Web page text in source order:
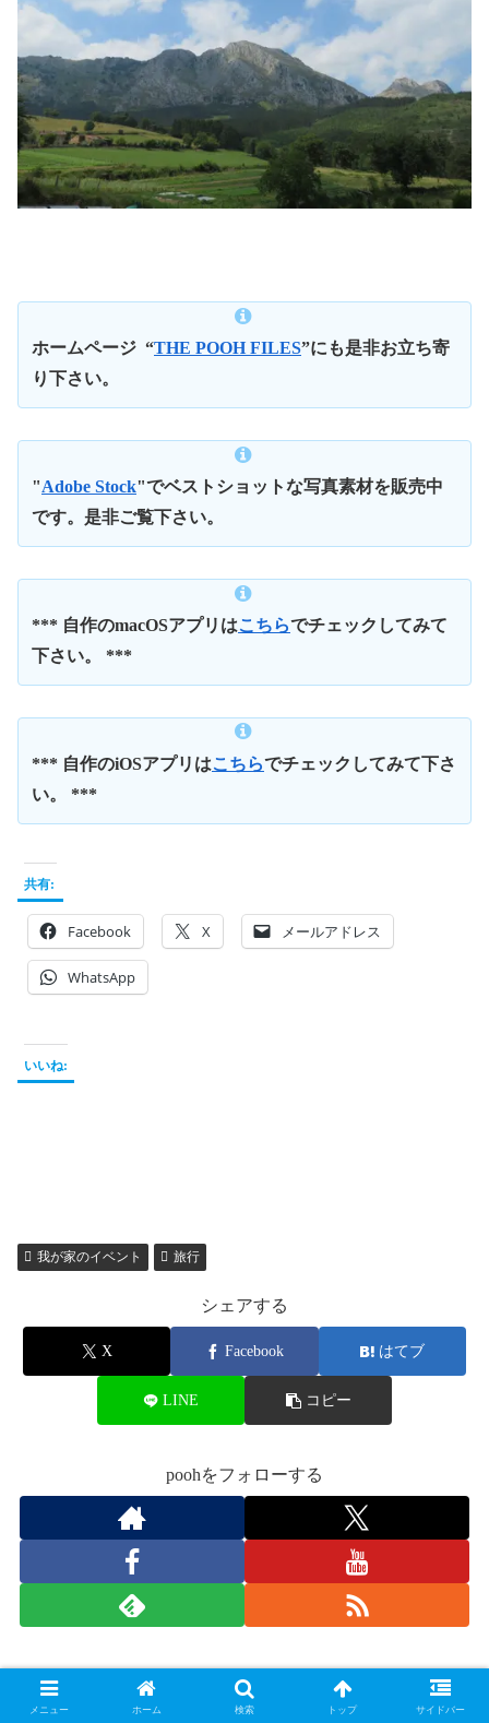
ホームページ “THE POOH FILES”にも是非お立ち寄
り下さい。
"Adobe Stock"でベストショットな写真素材を販売中
です。是非ご覧下さい。
*** 自作のmacOSアプリはこちらでチェックしてみて
下さい。 ***
*** 自作のiOSアプリはこちらでチェックしてみて下さ
い。 ***
共有:
Facebook X メールアドレス
WhatsApp
いいね:
我が家のイベント 旅行
シェアする
X Facebook はてブ
LINE コピー
poohをフォローする
メニュー ホーム 検索 トップ サイドバー